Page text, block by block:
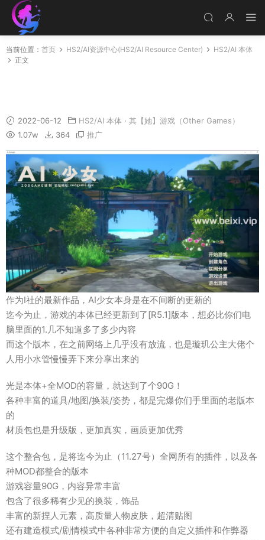
当前位置： 首页 HS2/AI资源中心(HS2/AI Resource Center)
HS2/AI 本体
正文
2022-06-12 HS2/AI 本体 · 其【她】游戏（Other Games）
1.07w
364 推广
作为I社的最新作品，AI少女本身是在不间断的更新的
迄今为止，游戏的本体已经更新到了[R5.1]版本，想必比你们电
脑里面的1.几不知道多了多少内容
而这个版本，在之前网络上几乎没有放流，也是璇玑公主大佬个
人用小水管慢慢弄下来分享出来的
光是本体+全MOD的容量，就达到了个90G！
各种丰富的道具/地图/换装/姿势，都是完爆你们手里面的老版本
的
材质包也是升级版，更加真实，画质更加优秀
这个整合包，是将迄今为止（11.27号）全网所有的插件，以及各
种MOD都整合的版本
游戏容量90G，内容异常丰富
包含了很多稀有少见的换装，饰品
丰富的新捏人元素，高质量人物皮肤，超清贴图
还有建造模式/剧情模式中各种非常方便的自定义插件和作弊器